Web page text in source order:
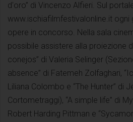
d'oro” di Vincenzo Alfieri. Sul
www.ischiafilmfestivalonline.it ogni
opere in concorso. Nella sala
possibile assistere alla proiezione
conejos” di Valeria Selinger
absence” di Fatemeh Zolfaghari,
Liliana Colombo e “The Hunter” di
Cortometraggi), “A simple life” di
Robert Harding Pittman e